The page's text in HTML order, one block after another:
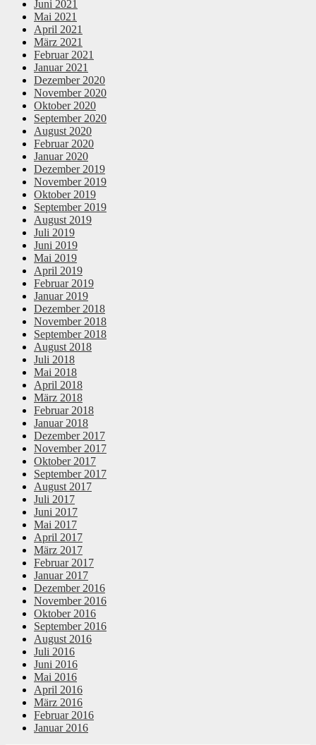
Juni 2021
Mai 2021
April 2021
März 2021
Februar 2021
Januar 2021
Dezember 2020
November 2020
Oktober 2020
September 2020
August 2020
Februar 2020
Januar 2020
Dezember 2019
November 2019
Oktober 2019
September 2019
August 2019
Juli 2019
Juni 2019
Mai 2019
April 2019
Februar 2019
Januar 2019
Dezember 2018
November 2018
September 2018
August 2018
Juli 2018
Mai 2018
April 2018
März 2018
Februar 2018
Januar 2018
Dezember 2017
November 2017
Oktober 2017
September 2017
August 2017
Juli 2017
Juni 2017
Mai 2017
April 2017
März 2017
Februar 2017
Januar 2017
Dezember 2016
November 2016
Oktober 2016
September 2016
August 2016
Juli 2016
Juni 2016
Mai 2016
April 2016
März 2016
Februar 2016
Januar 2016